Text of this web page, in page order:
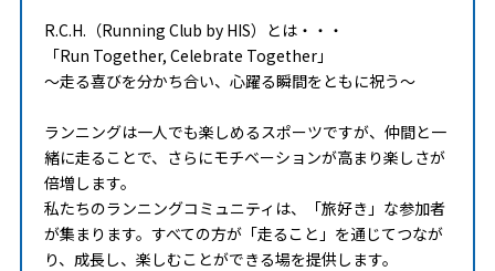
R.C.H.（Running Club by HIS）とは・・・
「Run Together, Celebrate Together」
～走る喜びを分かち合い、心躍る瞬間をともに祝う～
ランニングは一人でも楽しめるスポーツですが、仲間と一
緒に走ることで、さらにモチベーションが高まり楽しさが
倍増します。
私たちのランニングコミュニティは、「旅好き」な参加者
が集まります。すべての方が「走ること」を通じてつなが
り、成長し、楽しむことができる場を提供します。